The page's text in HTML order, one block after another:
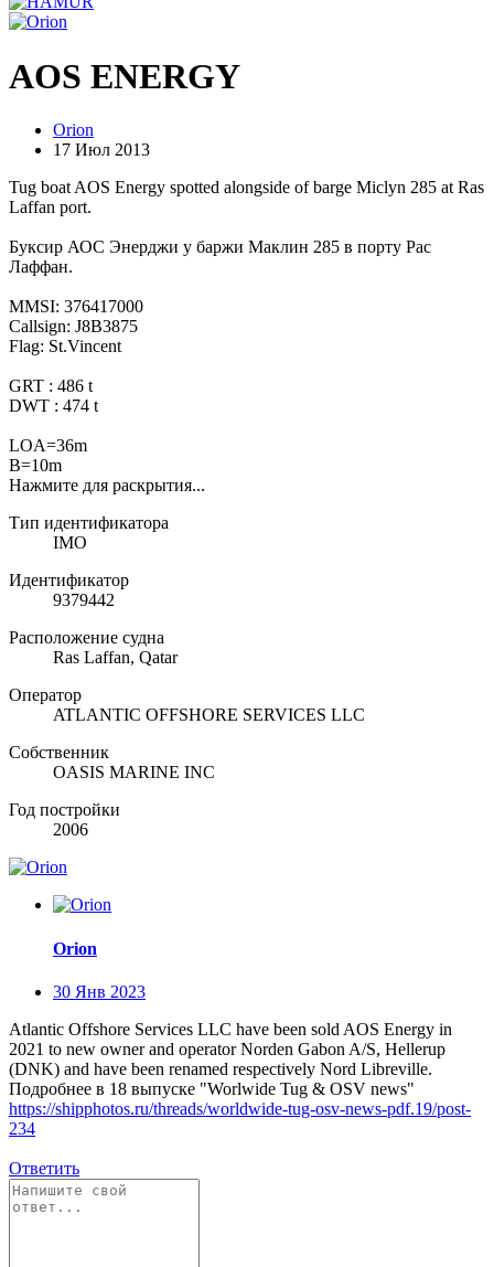
AOS ENERGY
Orion
17 Июл 2013
Tug boat AOS Energy spotted alongside of barge Miclyn 285 at Ras
Laffan port.
Буксир АОС Энерджи у баржи Маклин 285 в порту Рас
Лаффан.
MMSI: 376417000
Callsign: J8B3875
Flag: St.Vincent
GRT : 486 t
DWT : 474 t
LOA=36m
B=10m
Нажмите для раскрытия...
Тип идентификатора
IMO
Идентификатор
9379442
Расположение судна
Ras Laffan, Qatar
Оператор
ATLANTIC OFFSHORE SERVICES LLC
Собственник
OASIS MARINE INC
Год постройки
2006
Orion
30 Янв 2023
Atlantic Offshore Services LLC have been sold AOS Energy in
2021 to new owner and operator Norden Gabon A/S, Hellerup
(DNK) and have been renamed respectively Nord Libreville.
Подробнее в 18 выпуске "Worlwide Tug & OSV news"
https://shipphotos.ru/threads/worldwide-tug-osv-news-pdf.19/post-
234
Ответить